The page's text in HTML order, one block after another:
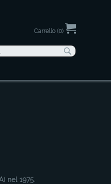
Carrello (0)
nel 1975.